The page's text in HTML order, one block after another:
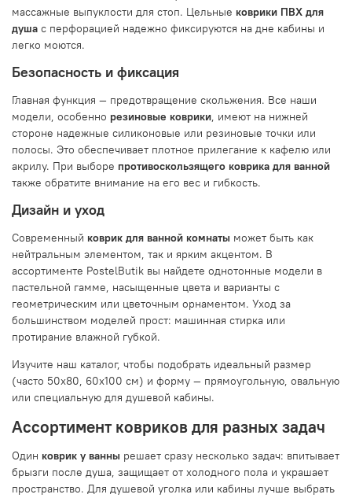
массажные выпуклости для стоп. Цельные коврики ПВХ для
душа с перфорацией надежно фиксируются на дне кабины и
легко моются.
Безопасность и фиксация
Главная функция — предотвращение скольжения. Все наши
модели, особенно резиновые коврики, имеют на нижней
стороне надежные силиконовые или резиновые точки или
полосы. Это обеспечивает плотное прилегание к кафелю или
акрилу. При выборе противоскользящего коврика для ванной
также обратите внимание на его вес и гибкость.
Дизайн и уход
Современный коврик для ванной комнаты может быть как
нейтральным элементом, так и ярким акцентом. В
ассортименте PostelButik вы найдете однотонные модели в
пастельной гамме, насыщенные цвета и варианты с
геометрическим или цветочным орнаментом. Уход за
большинством моделей прост: машинная стирка или
протирание влажной губкой.
Изучите наш каталог, чтобы подобрать идеальный размер
(часто 50x80, 60x100 см) и форму — прямоугольную, овальную
или специальную для душевой кабины.
Ассортимент ковриков для разных задач
Один коврик у ванны решает сразу несколько задач: впитывает
брызги после душа, защищает от холодного пола и украшает
пространство. Для душевой уголка или кабины лучше выбрать